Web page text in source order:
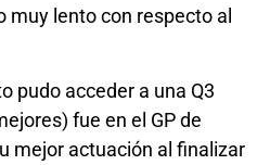
lento con respecto al
pudo acceder a una Q3
fue en el GP de
mejor actuación al finalizar